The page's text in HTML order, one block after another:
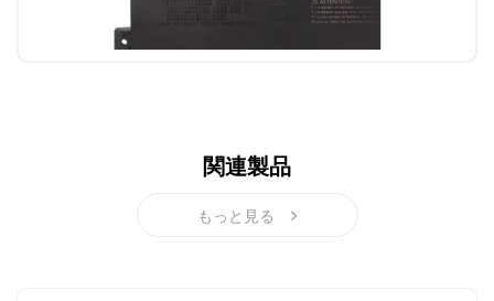
関連製品
もっと見る